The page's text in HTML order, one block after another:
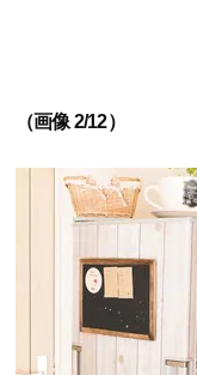
（画像 2/12）